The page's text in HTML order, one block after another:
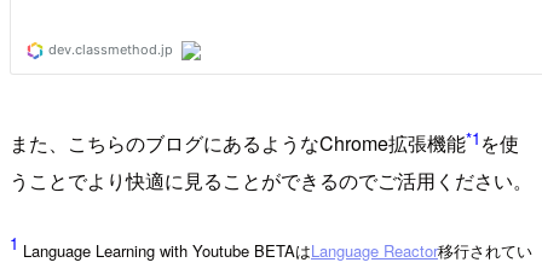
また、こちらのブログにあるようなChrome拡張機能*1 を使
うことでより快適に見ることができるのでご活用ください。
1 Language Learning with Youtube BETAはLanguage Reactor移行されてい